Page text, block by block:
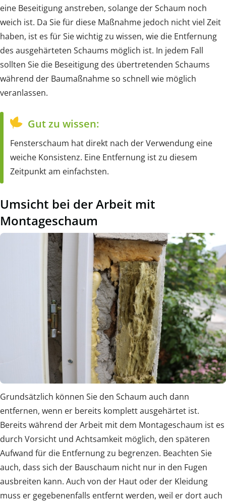
eine Beseitigung anstreben, solange der Schaum noch
weich ist. Da Sie für diese Maßnahme jedoch nicht viel Zeit
haben, ist es für Sie wichtig zu wissen, wie die Entfernung
des ausgehärteten Schaums möglich ist. In jedem Fall
sollten Sie die Beseitigung des übertretenden Schaums
während der Baumaßnahme so schnell wie möglich
veranlassen.
Gut zu wissen:
Fensterschaum hat direkt nach der Verwendung eine
weiche Konsistenz. Eine Entfernung ist zu diesem
Zeitpunkt am einfachsten.
Umsicht bei der Arbeit mit
Montageschaum
Grundsätzlich können Sie den Schaum auch dann
entfernen, wenn er bereits komplett ausgehärtet ist.
Bereits während der Arbeit mit dem Montageschaum ist es
durch Vorsicht und Achtsamkeit möglich, den späteren
Aufwand für die Entfernung zu begrenzen. Beachten Sie
auch, dass sich der Bauschaum nicht nur in den Fugen
ausbreiten kann. Auch von der Haut oder der Kleidung
muss er gegebenenfalls entfernt werden, weil er dort auch